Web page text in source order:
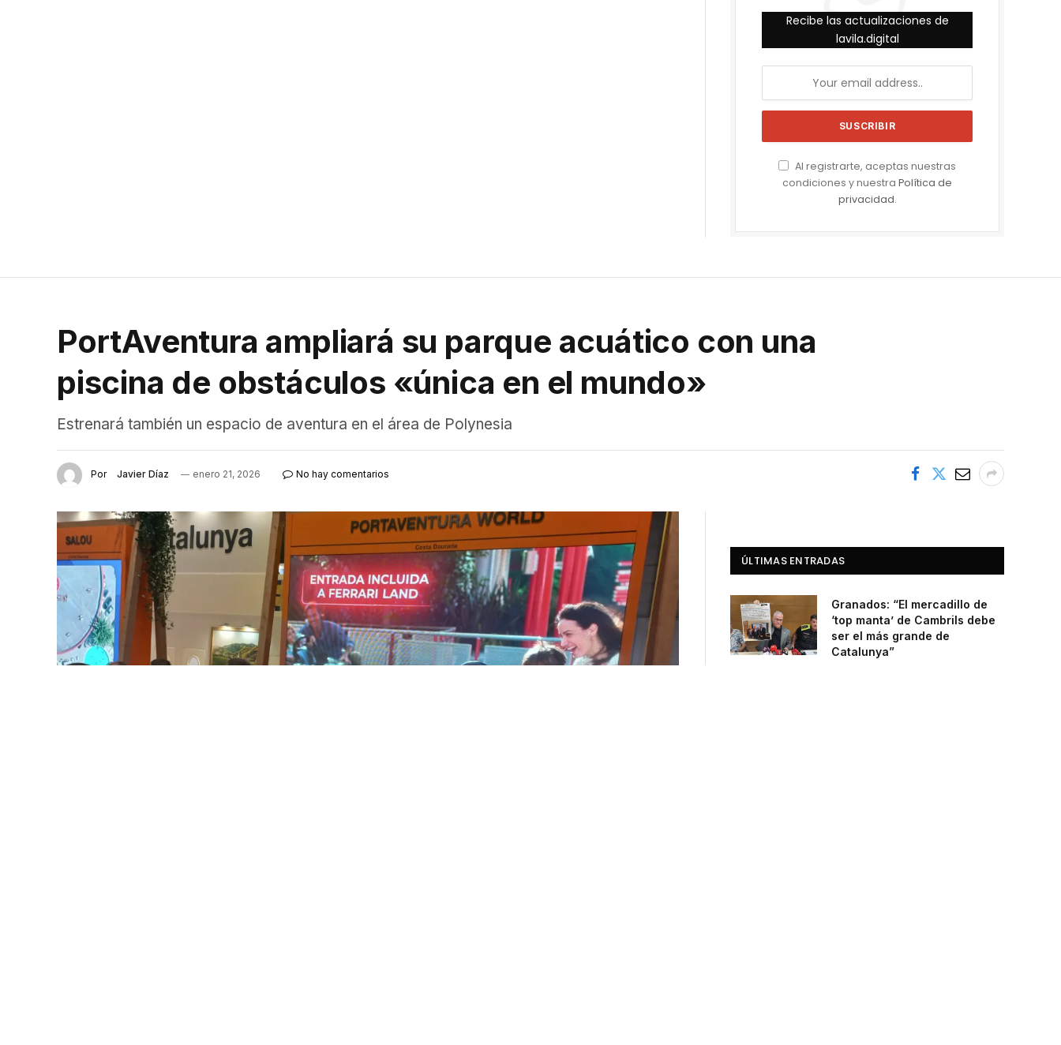
Recibe las actualizaciones de
lavila.digital
Al registrarte, aceptas nuestras
condiciones y nuestra Política de
privacidad.
PortAventura ampliará su parque acuático con una
piscina de obstáculos «única en el mundo»
Estrenará también un espacio de aventura en el área de Polynesia
Por Javier Díaz enero 21, 2026 No hay comentarios
ÚLTIMAS ENTRADAS
Granados: “El mercadillo de
‘top manta’ de Cambrils debe
ser el más grande de
Catalunya”